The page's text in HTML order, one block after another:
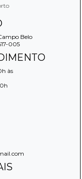
Belo
005
às